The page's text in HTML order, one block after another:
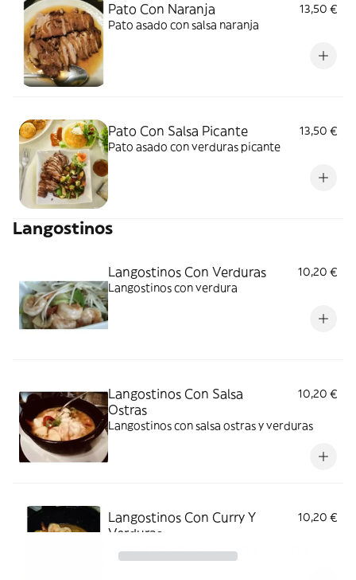
Pato Con Naranja
13,50 €
Pato asado con salsa naranja
Pato Con Salsa Picante
13,50 €
Pato asado con verduras picante
Langostinos
Langostinos Con Verduras
10,20 €
Langostinos con verdura
Langostinos Con Salsa
Ostras
10,20 €
Langostinos con salsa ostras y verduras
Langostinos Con Curry Y
Verduras
10,20 €
Langostinos con salsa curry y verduras